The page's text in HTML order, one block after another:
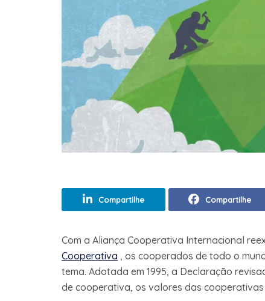
Compartilhe Compartilhe
Com a Aliança Cooperativa Internacional
Cooperativa , os cooperados de todo o
tema. Adotada em 1995, a Declaração
de cooperativa, os valores das cooperativas